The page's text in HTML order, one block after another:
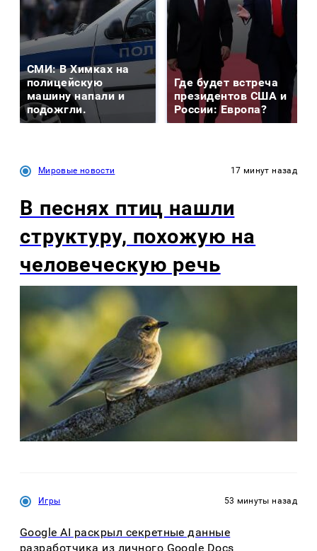
СМИ: В Химках на
полицейскую
машину напали и
подожгли.
Где будет встреча
президентов США и
России: Европа?
Мировые новости 17 минут назад
В песнях птиц нашли
структуру, похожую на
человеческую речь
Игры 53 минуты назад
Google AI раскрыл секретные данные
разработчика из личного Google Docs